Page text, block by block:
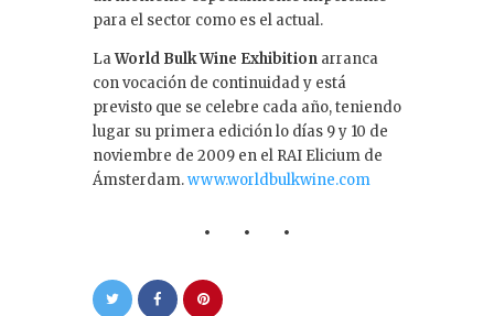
para el sector como es el actual.
LaWorld Bulk Wine Exhibition arranca
con vocación de continuidad y está
previsto que se celebre cada año, teniendo
lugar su primera edición lo días 9 y 10 de
noviembre de 2009 en el RAI Elicium de
Ámsterdam.www.worldbulkwine.com